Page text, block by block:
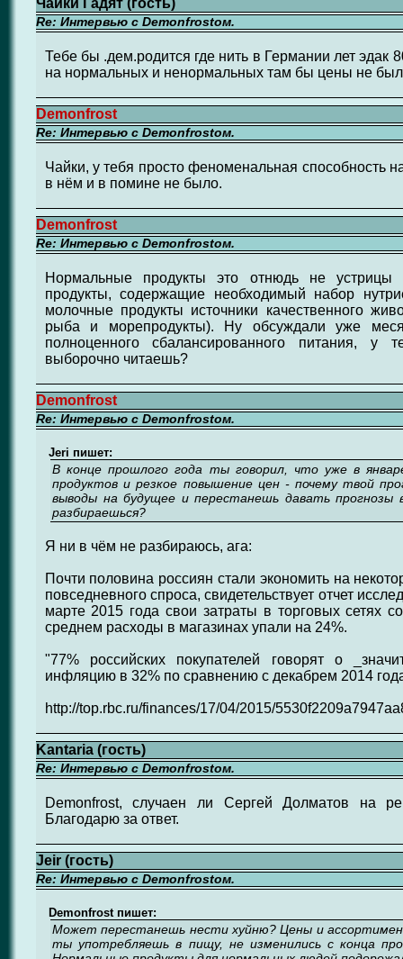
Чайки Гадят (гость)
Re: Интервью с Demonfrostом.
Тебе бы .дем.родится где нить в Германии лет
на нормальных и ненормальных там бы цены не
Demonfrost
Re: Интервью с Demonfrostом.
Чайки, у тебя просто феноменальная способность
в нём и в помине не было.
Demonfrost
Re: Интервью с Demonfrostом.
Нормальные продукты это отнюдь не
продукты, содержащие необходимый набор
молочные продукты источники качественного
рыба и морепродукты). Ну обсуждали уже
полноценного сбалансированного питания, у
выборочно читаешь?
Demonfrost
Re: Интервью с Demonfrostом.
Jeri пишет:
В конце прошлого года ты говорил, что уже в
продуктов и резкое повышение цен - почему твой
выводы на будущее и перестанешь давать
разбираешься?
Я ни в чём не разбираюсь, ага:
Почти половина россиян стали экономить на
повседневного спроса, свидетельствует отчет
марте 2015 года свои затраты в торговых сетях
среднем расходы в магазинах упали на 24%.
"77% российских покупателей говорят о
инфляцию в 32% по сравнению с декабрем 2014
http://top.rbc.ru/finances/17/04/2015/
Kantaria (гость)
Re: Интервью с Demonfrostом.
Demonfrost, случаен ли Сергей Долматов на
Благодарю за ответ.
Jeir (гость)
Re: Интервью с Demonfrostом.
Demonfrost пишет:
Может перестанешь нести хуйню? Цены и
ты употребляешь в пищу, не изменились с конца